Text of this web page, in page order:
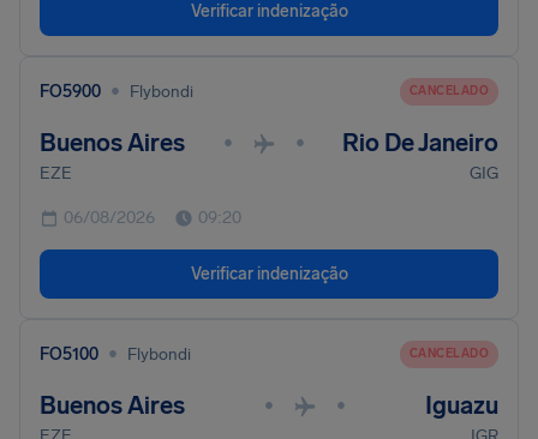
Verificar indenização
FO5900 • Flybondi CANCELADO
Buenos Aires • • Rio De Janeiro
EZE GIG
06/08/2026 09:20
Verificar indenização
FO5100 • Flybondi CANCELADO
Buenos Aires • • Iguazu